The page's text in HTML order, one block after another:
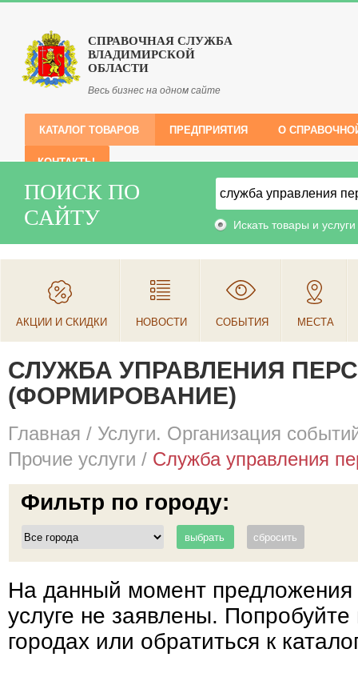
СПРАВОЧНАЯ СЛУЖБА
ВЛАДИМИРСКОЙ
ОБЛАСТИ
Весь бизнес на одном сайте
КАТАЛОГ ТОВАРОВ ПРЕДПРИЯТИЯ О
КОНТАКТЫ
ПОИСК ПО
САЙТУ
Искать товары и услуги
АКЦИИ И СКИДКИ НОВОСТИ СОБЫТИЯ МЕСТА
СЛУЖБА УПРАВЛЕНИЯ
(ФОРМИРОВАНИЕ)
Главная / Услуги. Организация
Прочие услуги / Служба управления
Фильтр по городу:
На данный момент предложения
услуге не заявлены. Попробуйте
городах или обратиться к